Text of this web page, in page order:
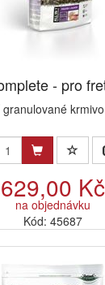
- pro
629,00 Kč
na objednávku
Kód: 45687